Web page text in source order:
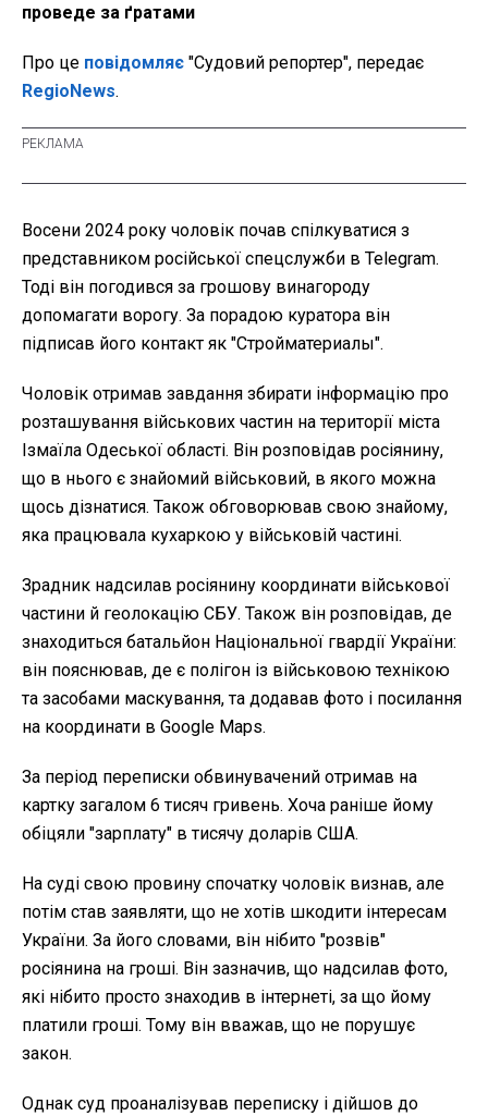
проведе за ґратами
Про це повідомляє "Судовий репортер", передає
RegioNews.
Восени 2024 року чоловік почав спілкуватися з
представником російської спецслужби в Telegram.
Тоді він погодився за грошову винагороду
допомагати ворогу. За порадою куратора він
підписав його контакт як "Стройматериалы".
Чоловік отримав завдання збирати інформацію про
розташування військових частин на території міста
Ізмаїла Одеської області. Він розповідав росіянину,
що в нього є знайомий військовий, в якого можна
щось дізнатися. Також обговорював свою знайому,
яка працювала кухаркою у військовій частині.
Зрадник надсилав росіянину координати військової
частини й геолокацію СБУ. Також він розповідав, де
знаходиться батальйон Національної гвардії України:
він пояснював, де є полігон із військовою технікою
та засобами маскування, та додавав фото і посилання
на координати в Google Maps.
За період переписки обвинувачений отримав на
картку загалом 6 тисяч гривень. Хоча раніше йому
обіцяли "зарплату" в тисячу доларів США.
На суді свою провину спочатку чоловік визнав, але
потім став заявляти, що не хотів шкодити інтересам
України. За його словами, він нібито "розвів"
росіянина на гроші. Він зазначив, що надсилав фото,
які нібито просто знаходив в інтернеті, за що йому
платили гроші. Тому він вважав, що не порушує
закон.
Однак суд проаналізував переписку і дійшов до